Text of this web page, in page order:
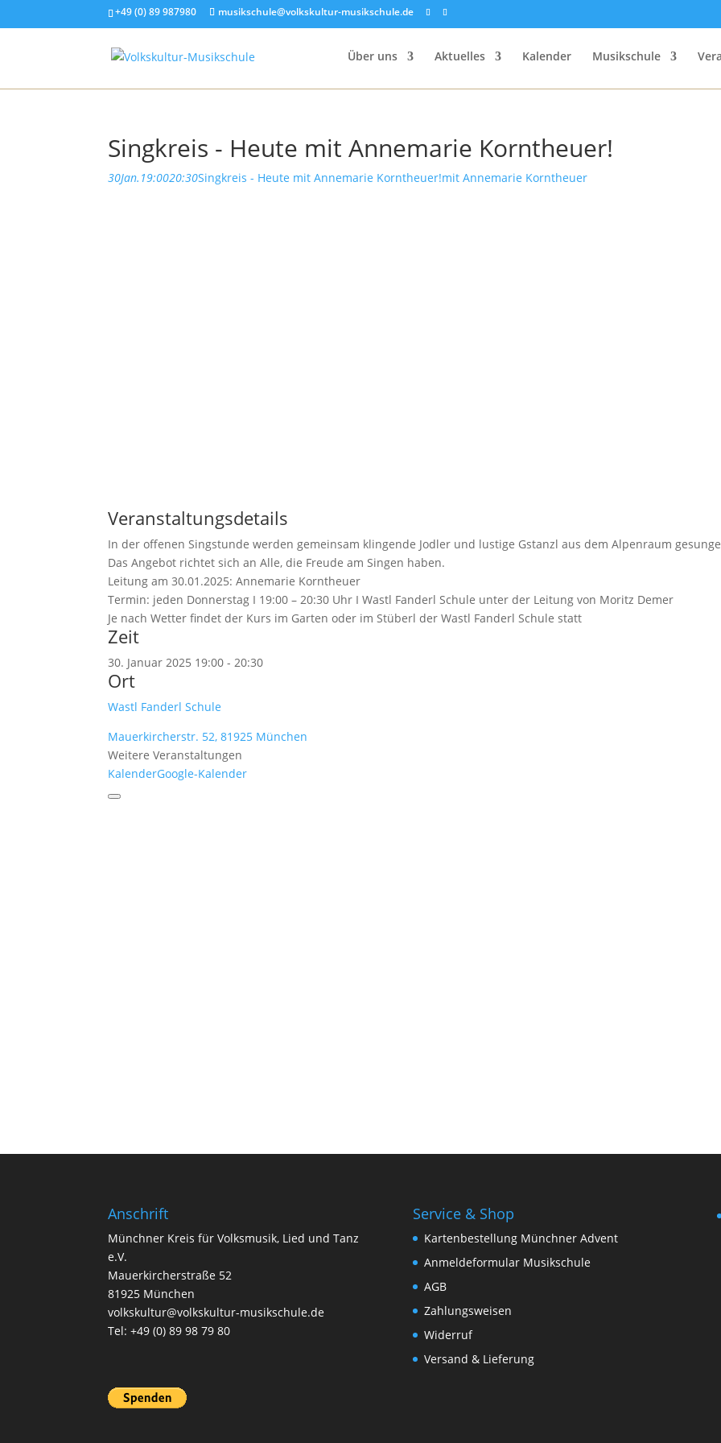
+49 (0) 89 987980 musikschule@volkskultur-musikschule.de
Über uns Aktuelles Kalender Musikschule
Singkreis - Heute mit Annemarie Korntheuer!
30Jan. 19:0020:30Singkreis - Heute mit Annemarie Korntheuer!mit Annemarie Korntheuer
Veranstaltungsdetails
In der offenen Singstunde werden gemeinsam klingende Jodler und lustige Gstanzl aus dem Alpenraum
Das Angebot richtet sich an Alle, die Freude am Singen haben.
Leitung am 30.01.2025: Annemarie Korntheuer
Termin: jeden Donnerstag I 19:00 – 20:30 Uhr I Wastl Fanderl Schule unter der Leitung von Moritz Demer
Je nach Wetter findet der Kurs im Garten oder im Stüberl der Wastl Fanderl Schule statt
Zeit
30. Januar 2025 19:00 -20:30
Ort
Wastl Fanderl Schule
Mauerkircherstr. 52, 81925 München
Weitere Veranstaltungen
KalenderGoogle-Kalender
Anschrift
Münchner Kreis für Volksmusik, Lied und Tanz
e.V.
Mauerkircherstraße 52
81925 München
volkskultur@volkskultur-musikschule.de
Tel: +49 (0) 89 98 79 80
Service & Shop
Kartenbestellung Münchner Advent
Anmeldeformular Musikschule
AGB
Zahlungsweisen
Widerruf
Versand & Lieferung